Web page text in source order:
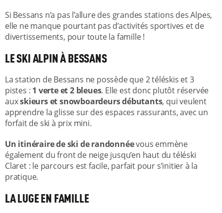
Si Bessans n’a pas l’allure des grandes stations des Alpes,
elle ne manque pourtant pas d’activités sportives et de
divertissements, pour toute la famille !
LE SKI ALPIN À BESSANS
La station de Bessans ne possède que 2 téléskis et 3
pistes : 1 verte et 2 bleues. Elle est donc plutôt réservée
auxskieurs et snowboardeurs débutants, qui veulent
apprendre la glisse sur des espaces rassurants, avec un
forfait de ski à prix mini.
Un itinéraire de ski de randonnéevous emmène
également du front de neige jusqu’en haut du téléski
Claret : le parcours est facile, parfait pour s’initier à la
pratique.
LA LUGE EN FAMILLE